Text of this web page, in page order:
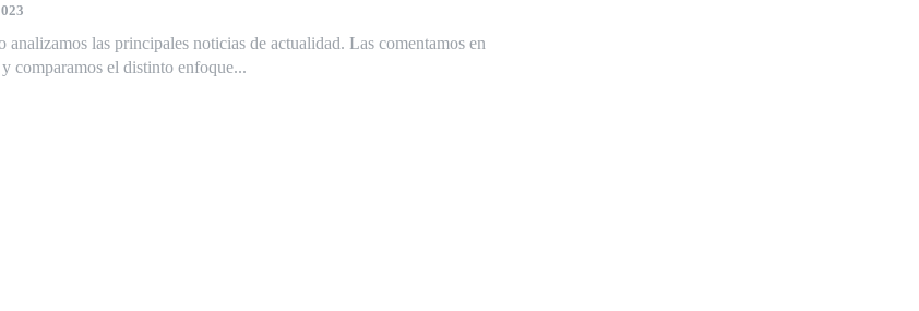
analizamos las principales noticias de actualidad. Las comentamos en
comparamos el distinto enfoque...